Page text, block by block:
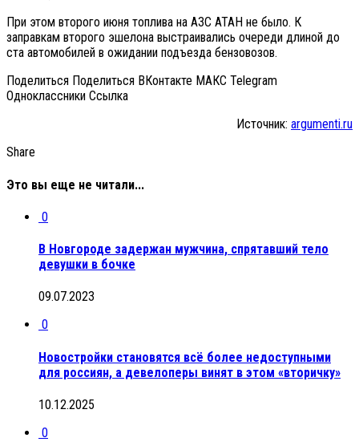
При этом второго июня топлива на АЗС АТАН не было. К
заправкам второго эшелона выстраивались очереди длиной до
ста автомобилей в ожидании подъезда бензовозов.
Поделиться Поделиться ВКонтакте МАКС Telegram
Одноклассники Cсылка
Источник: argumenti.ru
Share
Это вы еще не читали...
0
В Новгороде задержан мужчина, спрятавший тело
девушки в бочке
09.07.2023
0
Новостройки становятся всё более недоступными
для россиян, а девелоперы винят в этом «вторичку»
10.12.2025
0